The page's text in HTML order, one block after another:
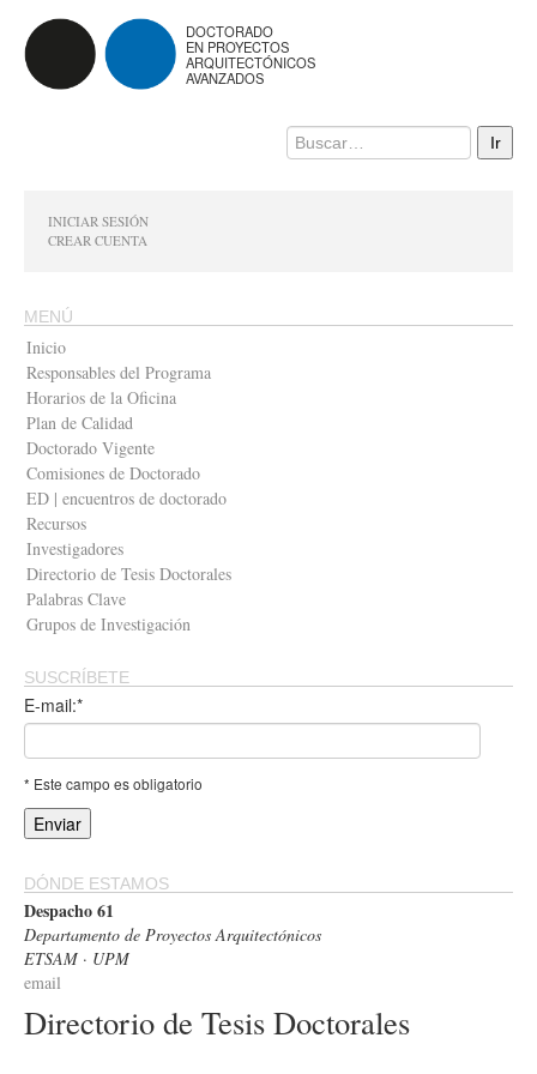
DOCTORADO
EN PROYECTOS
ARQUITECTÓNICOS
AVANZADOS
INICIAR SESIÓN
CREAR CUENTA
MENÚ
Inicio
Responsables del Programa
Horarios de la Oficina
Plan de Calidad
Doctorado Vigente
Comisiones de Doctorado
ED | encuentros de doctorado
Recursos
Investigadores
Directorio de Tesis Doctorales
Palabras Clave
Grupos de Investigación
SUSCRÍBETE
E-mail:*
* Este campo es obligatorio
DÓNDE ESTAMOS
Despacho 61
Departamento de Proyectos Arquitectónicos
ETSAM · UPM
email
Directorio de Tesis Doctorales